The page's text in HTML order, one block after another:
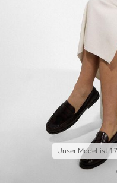
Unser Model ist